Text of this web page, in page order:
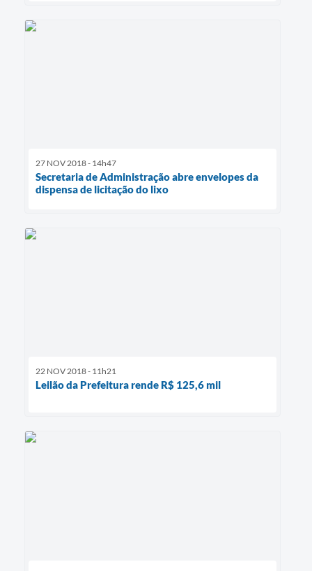
27 NOV 2018 - 14h47
Secretaria de Administração abre envelopes da
dispensa de licitação do lixo
22 NOV 2018 - 11h21
Leilão da Prefeitura rende R$ 125,6 mil